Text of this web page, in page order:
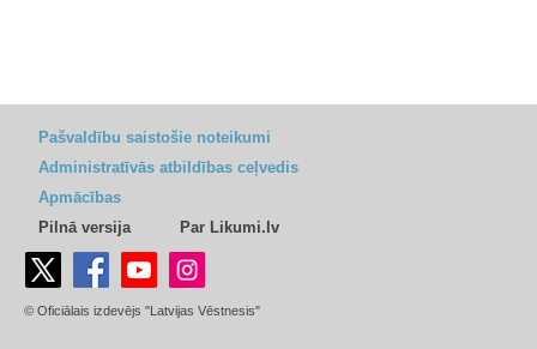
Pašvaldību saistošie noteikumi
Administratīvās atbildības ceļvedis
Apmācības
Pilnā versija
Par Likumi.lv
© Oficiālais izdevējs "Latvijas Vēstnesis"